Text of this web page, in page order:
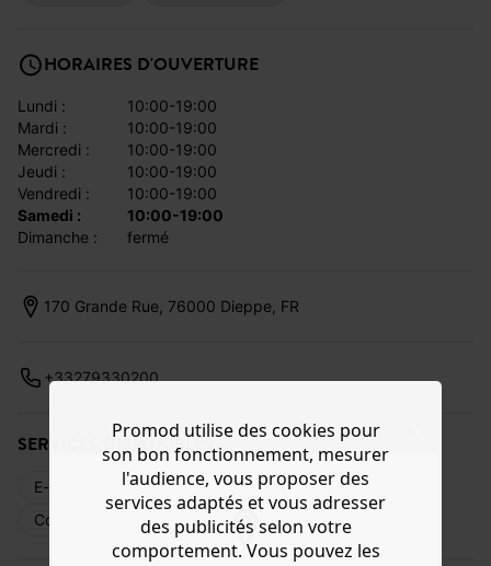
HORAIRES D'OUVERTURE
lundi :
10:00-19:00
mardi :
10:00-19:00
mercredi :
10:00-19:00
jeudi :
10:00-19:00
vendredi :
10:00-19:00
samedi :
10:00-19:00
dimanche :
fermé
170 Grande Rue, 76000 Dieppe, FR
+33279330200
SERVICES DISPONIBLES
E-réservation Livraison web
Retours
Commande en magasin
Cartes cadeaux
Promod utilise des cookies pour
son bon fonctionnement, mesurer
l'audience, vous proposer des
services adaptés et vous adresser
des publicités selon votre
comportement. Vous pouvez les